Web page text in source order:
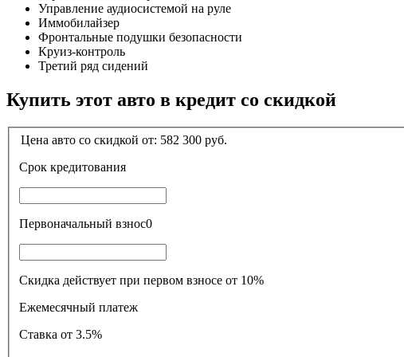
Управление аудиосистемой на руле
Иммобилайзер
Фронтальные подушки безопасности
Круиз-контроль
Третий ряд сидений
Купить этот авто в кредит со скидкой
Цена авто со скидкой от: 582 300 руб.
Срок кредитования
Первоначальный взнос0
Скидка действует при первом взносе от 10%
Ежемесячный платеж
Ставка от 3.5%